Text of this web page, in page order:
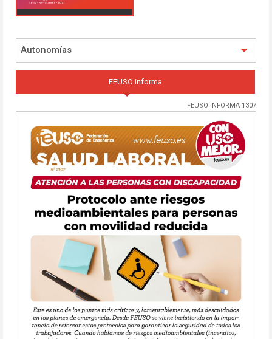
Autonomías
FEUSO informa
FEUSO INFORMA 1307